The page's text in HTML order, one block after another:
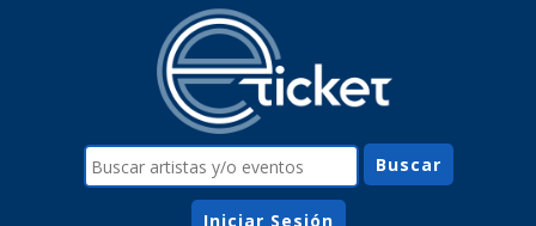
Iniciar Sesión